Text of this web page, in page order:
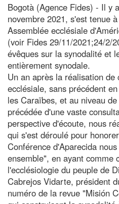
Bogotà (Agence Fides) - Il y
novembre 2021, s'est tenue
Assemblée ecclésiale
(voir Fides 29/11/2021;24/2/
évêques sur la synodalité et
entièrement synodale.
Un an après la réalisation
ecclésiale, sans précédent
les Caraïbes, et au niveau
précédée d'une vaste
perspective d'écoute, nous
qui s'est déroulé pour
Conférence d'Aparecida
ensemble", en ayant comme
l'ecclésiologie du peuple de
Cabrejos Vidarte, président
numéro de la revue "Misión